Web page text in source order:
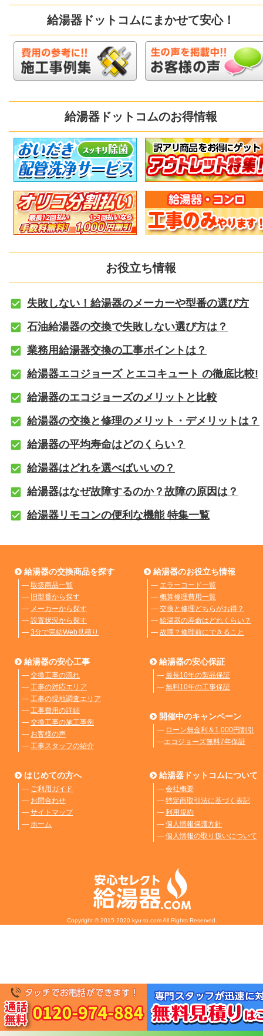
給湯器ドットコムにまかせて安心！
給湯器ドットコムのお得情報
お役立ち情報
失敗しない！給湯器のメーカーや型番の選び方
石油給湯器の交換で失敗しない選び方は？
業務用給湯器交換の工事ポイントは？
給湯器エコジョーズ とエコキュート の徹底比較!
給湯器のエコジョーズのメリットと比較
給湯器の交換と修理のメリット・デメリットは？
給湯器の平均寿命はどのくらい？
給湯器はどれを選べばいいの？
給湯器はなぜ故障するのか？故障の原因は？
給湯器リモコンの便利な機能 特集一覧
給湯器の交換商品を探す
― 取扱商品一覧
― 旧型番から探す
― メーカーから探す
― 設置状況から探す
― 3分で完結Web見積り
給湯器のお役立ち情報
― エラーコード一覧
― 概算修理費用一覧
― 交換と修理どちらがお得？
― 給湯器の寿命はどれくらい？
― 故障？修理前にできること
給湯器の安心工事
― 交換工事の流れ
― 工事の対応エリア
― 工事の現地調査エリア
― 工事費用の詳細
― 交換工事の施工事例
― お客様の声
― 工事スタッフの紹介
給湯器の安心保証
― 最長10年の製品保証
― 無料10年の工事保証
開催中のキャンペーン
― ローン無金利＆1,000円割引
―エコジョーズ無料7年保証
はじめての方へ
― ご利用ガイド
― お問合わせ
― サイトマップ
― ホーム
給湯器ドットコムについて
― 会社概要
― 特定商取引法に基づく表記
― 利用規約
― 個人情報保護方針
― 個人情報の取り扱いについて
Copyright © 2015-2020 kyu-to.com All Rights Reserved.